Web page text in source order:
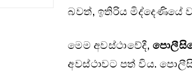
බවත්, ඉතිරිය මිද්දෙණියේ
මෙම අවස්ථාවේදී,
අවස්ථාවට පත් විය.